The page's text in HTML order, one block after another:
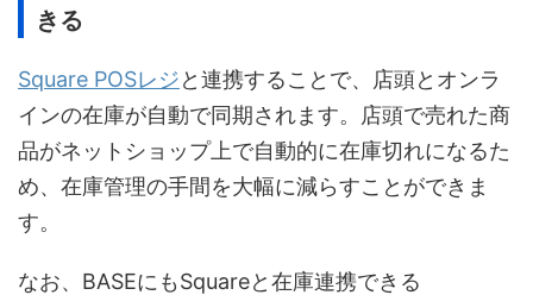
きる
Square POSレジと連携することで、店頭とオンラ
インの在庫が自動で同期されます。店頭で売れた商
品がネットショップ上で自動的に在庫切れになるた
め、在庫管理の手間を大幅に減らすことができま
す。
なお、BASEにもSquareと在庫連携できる